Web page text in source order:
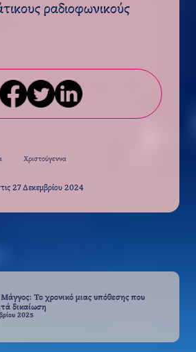
ραδιοφωνικούς
Χριστούγεννα
27 Δεκεμβρίου 2024
Το χρονικό μιας υπόθεσης που
δικαίωση
2025